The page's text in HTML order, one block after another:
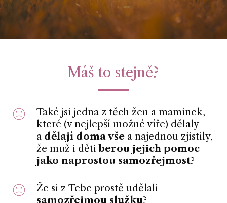
Máš to stejně?
Také jsi jedna z těch žen a maminek,
které (v nejlepší možné víře) dělaly
a dělají doma vše a najednou zjistily,
že muž i dětiberou jejich pomoc
jako naprostou samozřejmost?
Že si z Tebe prostě udělali
samozřejmou služku?